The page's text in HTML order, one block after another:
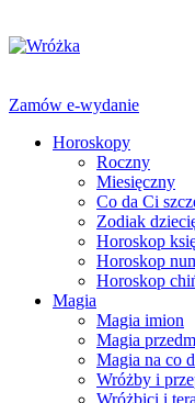
Zamów e-wydanie
Horoskopy
Roczny
Miesięczny
Co da Ci
Zodiak
Horoskop
Horoskop
Horoskop
Magia
Magia imion
Magia
Magia na co
Wróżby i
Wróżbici i